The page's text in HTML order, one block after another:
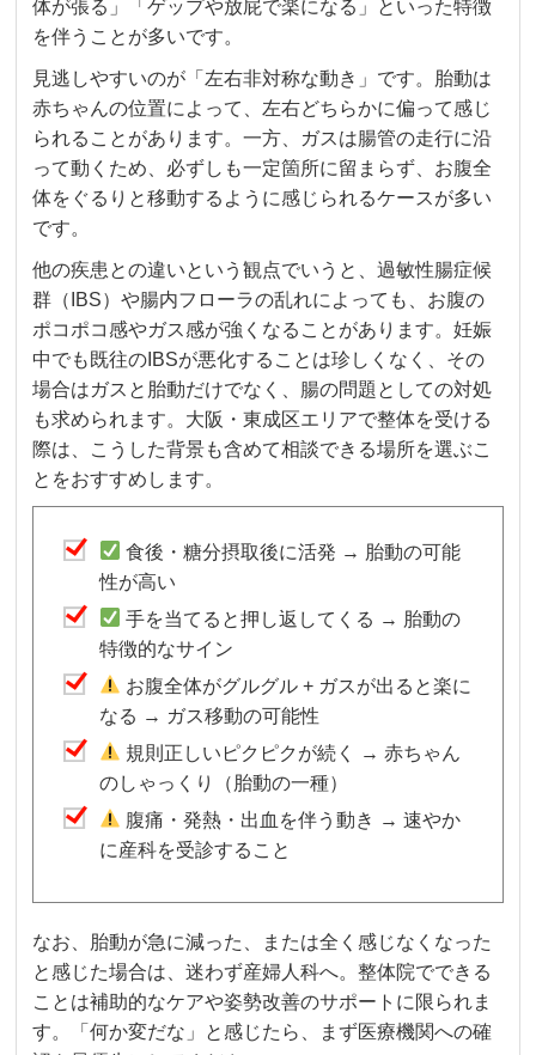
体が張る」「ゲップや放屁で楽になる」といった特徴
を伴うことが多いです。
見逃しやすいのが「左右非対称な動き」です。胎動は
赤ちゃんの位置によって、左右どちらかに偏って感じ
られることがあります。一方、ガスは腸管の走行に沿
って動くため、必ずしも一定箇所に留まらず、お腹全
体をぐるりと移動するように感じられるケースが多い
です。
他の疾患との違いという観点でいうと、過敏性腸症候
群（IBS）や腸内フローラの乱れによっても、お腹の
ポコポコ感やガス感が強くなることがあります。妊娠
中でも既往のIBSが悪化することは珍しくなく、その
場合はガスと胎動だけでなく、腸の問題としての対処
も求められます。大阪・東成区エリアで整体を受ける
際は、こうした背景も含めて相談できる場所を選ぶこ
とをおすすめします。
食後・糖分摂取後に活発 → 胎動の可能
性が高い
手を当てると押し返してくる → 胎動の
特徴的なサイン
お腹全体がグルグル + ガスが出ると楽に
なる → ガス移動の可能性
規則正しいピクピクが続く → 赤ちゃん
のしゃっくり（胎動の一種）
腹痛・発熱・出血を伴う動き → 速やか
に産科を受診すること
なお、胎動が急に減った、または全く感じなくなった
と感じた場合は、迷わず産婦人科へ。整体院でできる
ことは補助的なケアや姿勢改善のサポートに限られま
す。「何か変だな」と感じたら、まず医療機関への確